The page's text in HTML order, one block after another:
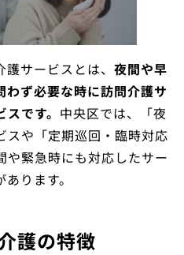
サービスとは、 夜間や早
ず必要な時に訪問介護サ
です。 中央区では、「夜
スや「定期巡回・臨時対応
や緊急時にも対応したサー
ります。
護の特徴